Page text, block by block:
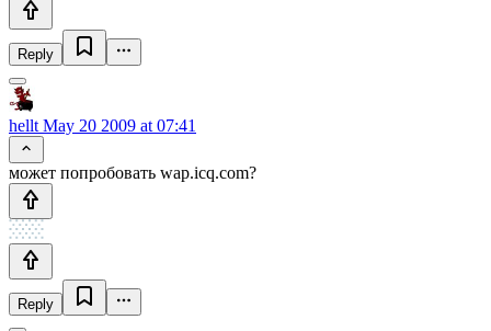
Reply
hellt May 20 2009 at 07:41
может попробовать wap.icq.com?
Reply